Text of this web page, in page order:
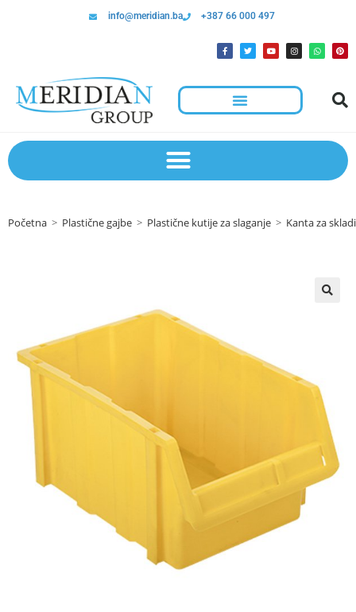
info@meridian.ba +387 66 000 497
Početna > Plastične gajbe > Plastične kutije za slaganje > Kanta za